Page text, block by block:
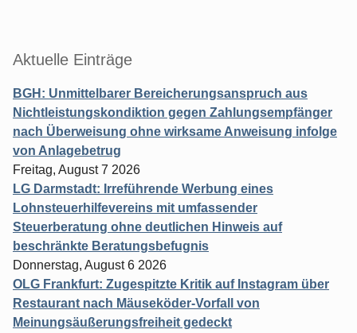
Aktuelle Einträge
BGH: Unmittelbarer Bereicherungsanspruch aus
Nichtleistungskondiktion gegen Zahlungsempfänger
nach Überweisung ohne wirksame Anweisung infolge
von Anlagebetrug
Freitag, August 7 2026
LG Darmstadt: Irreführende Werbung eines
Lohnsteuerhilfevereins mit umfassender
Steuerberatung ohne deutlichen Hinweis auf
beschränkte Beratungsbefugnis
Donnerstag, August 6 2026
OLG Frankfurt: Zugespitzte Kritik auf Instagram über
Restaurant nach Mäuseköder-Vorfall von
Meinungsäußerungsfreiheit gedeckt